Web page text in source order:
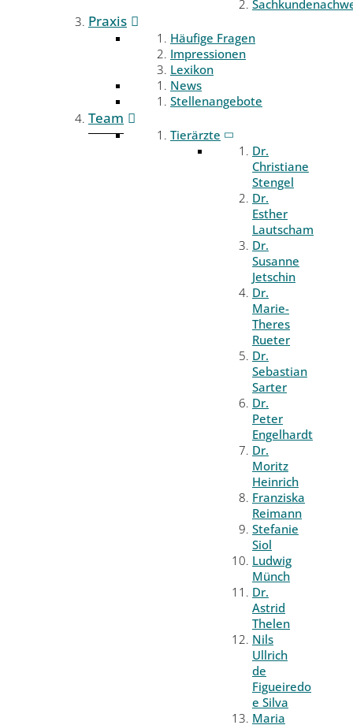
Praxis
Häufige Fragen
Impressionen
Lexikon
News
Stellenangebote
Team
Tierärzte
Dr.
Christiane
Stengel
Dr.
Esther
Lautscham
Dr.
Susanne
Jetschin
Dr.
Marie-
Theres
Rueter
Dr.
Sebastian
Sarter
Dr.
Peter
Engelhardt
Dr.
Moritz
Heinrich
Franziska
Reimann
Stefanie
Siol
Ludwig
Münch
Dr.
Astrid
Thelen
Nils
Ullrich
de
Figueiredo
e Silva
Maria